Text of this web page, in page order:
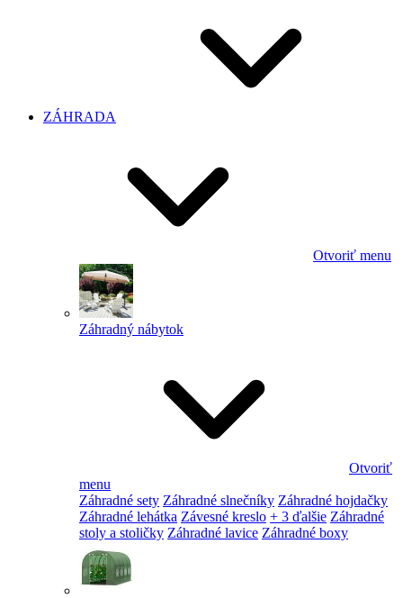
ZÁHRADA
Otvoriť menu
Záhradný nábytok
Otvoriť
menu
Záhradné sety Záhradné slnečníky Záhradné hojdačky
Záhradné lehátka Závesné kreslo + 3 ďalšie Záhradné
stoly a stoličky Záhradné lavice Záhradné boxy